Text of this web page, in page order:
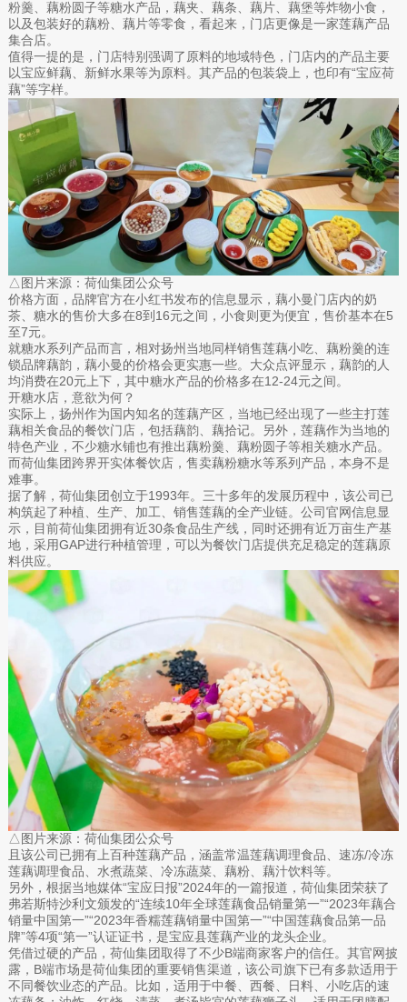
粉羹、藕粉圆子等糖水产品，藕夹、藕条、藕片、藕堡等炸物小食，
以及包装好的藕粉、藕片等零食，看起来，门店更像是一家莲藕产品
集合店。
值得一提的是，门店特别强调了原料的地域特色，门店内的产品主要
以宝应鲜藕、新鲜水果等为原料。其产品的包装袋上，也印有“宝应荷
藕”等字样。
△图片来源：荷仙集团公众号
价格方面，品牌官方在小红书发布的信息显示，藕小曼门店内的奶
茶、糖水的售价大多在8到16元之间，小食则更为便宜，售价基本在5
至7元。
就糖水系列产品而言，相对扬州当地同样销售莲藕小吃、藕粉羹的连
锁品牌藕韵，藕小曼的价格会更实惠一些。大众点评显示，藕韵的人
均消费在20元上下，其中糖水产品的价格多在12-24元之间。
开糖水店，意欲为何？
实际上，扬州作为国内知名的莲藕产区，当地已经出现了一些主打莲
藕相关食品的餐饮门店，包括藕韵、藕拾记。另外，莲藕作为当地的
特色产业，不少糖水铺也有推出藕粉羹、藕粉圆子等相关糖水产品。
而荷仙集团跨界开实体餐饮店，售卖藕粉糖水等系列产品，本身不是
难事。
据了解，荷仙集团创立于1993年。三十多年的发展历程中，该公司已
构筑起了种植、生产、加工、销售莲藕的全产业链。公司官网信息显
示，目前荷仙集团拥有近30条食品生产线，同时还拥有近万亩生产基
地，采用GAP进行种植管理，可以为餐饮门店提供充足稳定的莲藕原
料供应。
△图片来源：荷仙集团公众号
且该公司已拥有上百种莲藕产品，涵盖常温莲藕调理食品、速冻/冷冻
莲藕调理食品、水煮蔬菜、冷冻蔬菜、藕粉、藕汁饮料等。
另外，根据当地媒体“宝应日报”2024年的一篇报道，荷仙集团荣获了
弗若斯特沙利文颁发的“连续10年全球莲藕食品销量第一”“2023年藕合
销量中国第一”“2023年香糯莲藕销量中国第一”“中国莲藕食品第一品
牌”等4项“第一”认证证书，是宝应县莲藕产业的龙头企业。
凭借过硬的产品，荷仙集团取得了不少B端商家客户的信任。其官网披
露，B端市场是荷仙集团的重要销售渠道，该公司旗下已有多款适用于
不同餐饮业态的产品。比如，适用于中餐、西餐、日料、小吃店的速